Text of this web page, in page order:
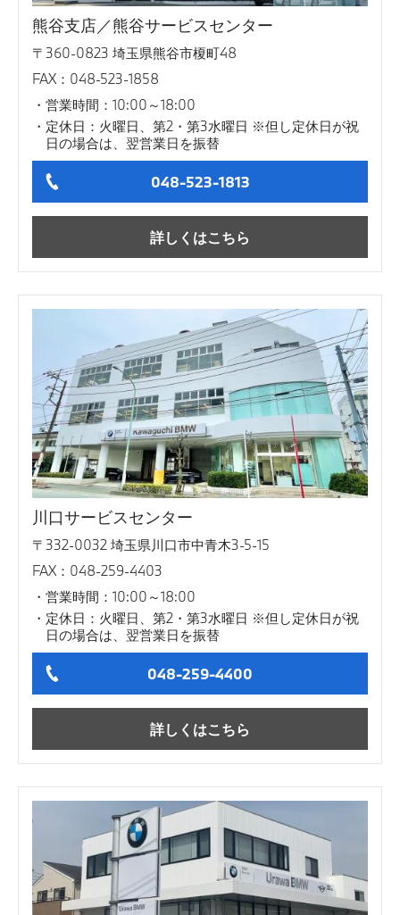
熊谷支店／熊谷サービスセンター
〒360-0823 埼玉県熊谷市榎町48
FAX：048-523-1858
営業時間：10:00～18:00
定休日：火曜日、第2・第3水曜日 ※但し定休日が祝
日の場合は、翌営業日を振替
048-523-1813
詳しくはこちら
川口サービスセンター
〒332-0032 埼玉県川口市中青木3-5-15
FAX：048-259-4403
営業時間：10:00～18:00
定休日：火曜日、第2・第3水曜日 ※但し定休日が祝
日の場合は、翌営業日を振替
048-259-4400
詳しくはこちら